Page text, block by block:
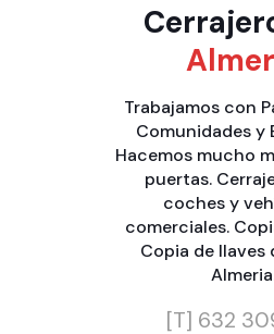
Trabajamos con
Comunidadesy
Hacemos mucho
puertas.
coches y
comerciales.
Copia de llaves
Almeria
[T] 632